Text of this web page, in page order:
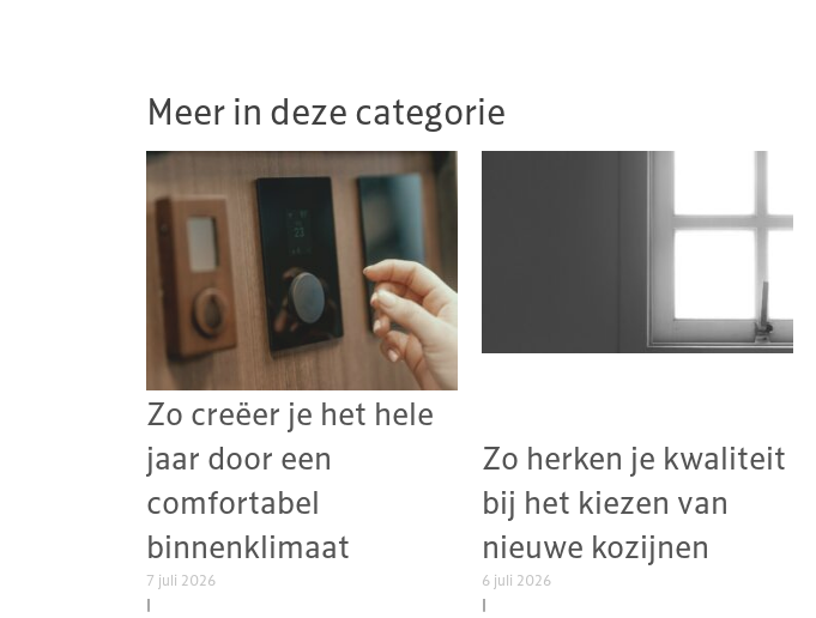
Meer in deze categorie
Zo creëer je het hele
jaar door een
comfortabel
binnenklimaat
7 juli 2026
|
Zo herken je kwaliteit
bij het kiezen van
nieuwe kozijnen
6 juli 2026
|